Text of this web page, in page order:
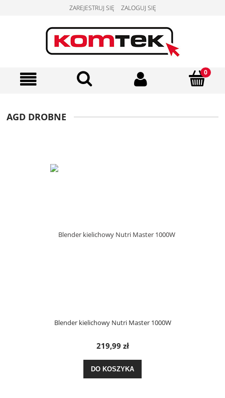
ZAREJESTRUJ SIĘ ZALOGUJ SIĘ
AGD DROBNE
Blender kielichowy Nutri Master 1000W
219,99 zł
DO KOSZYKA